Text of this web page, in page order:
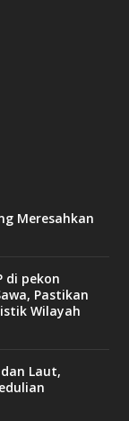
Meresahkan
di pekon
Pastikan
Wilayah
Laut,